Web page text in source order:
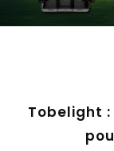
Tobelight :